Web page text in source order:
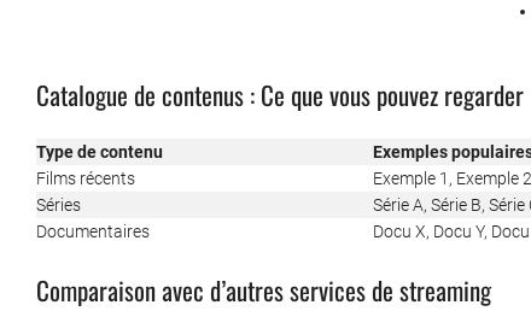
Catalogue de contenus : Ce que vous pouvez regarder
Type de contenu
Exemples
Films récents
Exemple 1, Exemple
Séries
Série A, Série B, Série
Documentaires
Docu X, Docu Y,
Comparaison avec d’autres services de streaming